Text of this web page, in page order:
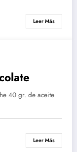
Leer Más
40 gr. de aceite
Leer Más